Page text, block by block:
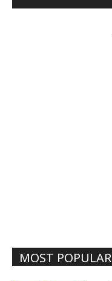
MOST POPULAR